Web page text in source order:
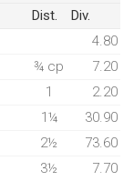
Dist.
Div.
4.80
¾ cp
7.20
1
2.20
1¼
30.90
2½
73.60
3½
7.70